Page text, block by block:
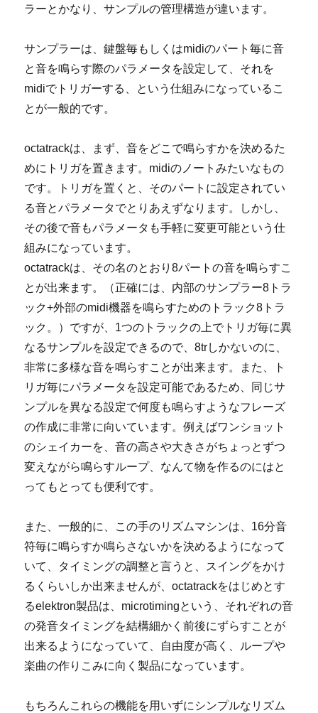
ラーとかなり、サンプルの管理構造が違います。
サンプラーは、鍵盤毎もしくはmidiのパート毎に音
と音を鳴らす際のパラメータを設定して、それを
midiでトリガーする、という仕組みになっているこ
とが一般的です。
octatrackは、まず、音をどこで鳴らすかを決めるた
めにトリガを置きます。midiのノートみたいなもの
です。トリガを置くと、そのパートに設定されてい
る音とパラメータでとりあえずなります。しかし、
その後で音もパラメータも手軽に変更可能という仕
組みになっています。
octatrackは、その名のとおり8パートの音を鳴らすこ
とが出来ます。（正確には、内部のサンプラー8トラ
ック+外部のmidi機器を鳴らすためのトラック8トラ
ック。）ですが、1つのトラックの上でトリガ毎に異
なるサンプルを設定できるので、8trしかないのに、
非常に多様な音を鳴らすことが出来ます。また、ト
リガ毎にパラメータを設定可能であるため、同じサ
ンプルを異なる設定で何度も鳴らすようなフレーズ
の作成に非常に向いています。例えばワンショット
のシェイカーを、音の高さや大きさがちょっとずつ
変えながら鳴らすループ、なんて物を作るのにはと
ってもとっても便利です。
また、一般的に、この手のリズムマシンは、16分音
符毎に鳴らすか鳴らさないかを決めるようになって
いて、タイミングの調整と言うと、スイングをかけ
るくらいしか出来ませんが、octatrackをはじめとす
るelektron製品は、microtimingという、それぞれの音
の発音タイミングを結構細かく前後にずらすことが
出来るようになっていて、自由度が高く、ループや
楽曲の作りこみに向く製品になっています。
もちろんこれらの機能を用いずにシンプルなリズム